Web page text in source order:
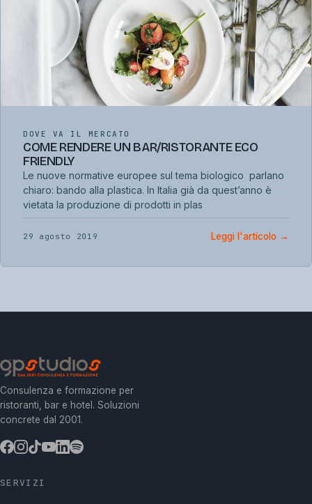
DOVE VA IL MERCATO
COME RENDERE UN BAR/RISTORANTE ECO
FRIENDLY
Le nuove normative europee sul tema biologico parlano
chiaro: bando alla plastica. In Italia già da quest’anno è
vietata la produzione di prodotti in plas
29 agosto 2019 Leggi l'articolo →
Consulenza e formazione per
ristoranti, bar e hotel. Soluzioni
concrete dal 2001.
SERVIZI